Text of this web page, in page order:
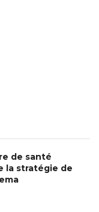
de santé
la stratégie de